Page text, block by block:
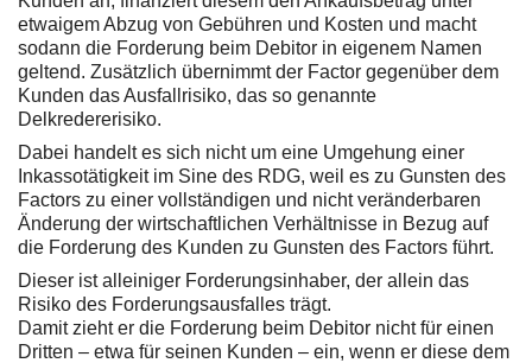
etwaigem Abzug von Gebühren und Kosten und macht
sodann die Forderung beim Debitor in eigenem Namen
geltend. Zusätzlich übernimmt der Factor gegenüber dem
Kunden das Ausfallrisiko, das so genannte
Delkredererisiko.
Dabei handelt es sich nicht um eine Umgehung einer
Inkassotätigkeit im Sine des RDG, weil es zu Gunsten des
Factors zu einer vollständigen und nicht veränderbaren
Änderung der wirtschaftlichen Verhältnisse in Bezug auf
die Forderung des Kunden zu Gunsten des Factors führt.
Dieser ist alleiniger Forderungsinhaber, der allein das
Risiko des Forderungsausfalles trägt.
Damit zieht er die Forderung beim Debitor nicht für einen
Dritten – etwa für seinen Kunden – ein, wenn er diese dem